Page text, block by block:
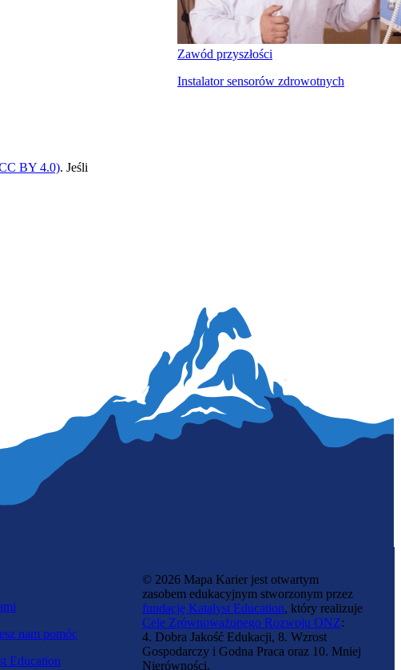
BY 4.0). Jeśli
Zawód przyszłości
Instalator sensorów zdrowotnych
nam pomóc
Education
© 2026 Mapa Karier jest otwartym
zasobem edukacyjnym stworzonym przez
fundację Katalyst Education, który realizuje
Cele Zrównoważonego Rozwoju ONZ:
4. Dobra Jakość Edukacji, 8. Wzrost
Gospodarczy i Godna Praca oraz 10. Mniej
Nierówności.